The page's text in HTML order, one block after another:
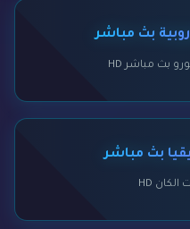
بث مباشر
بث مباشر